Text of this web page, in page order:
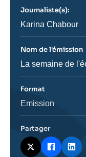
ou
émission
Journaliste(s):
Journaliste
Karina Chabour
Nom de l'émission
Nom
La semaine de
Format
Catégorie
Emission
Partager